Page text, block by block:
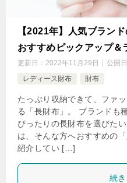
【2021年】人気ブラン
おすすめピックアップ＆
更新日： 2022年11月29日 公開日
レディース財布
財布
たっぷり収納できて、ファ
る「長財布」。 ブランドも
ぴったりの長財布を選びた
は、そんな方へおすすめの
紹介してい […]
続